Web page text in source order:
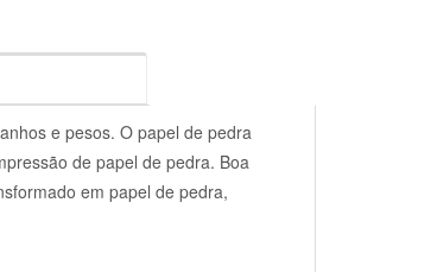
e pesos. O papel de pedra
de papel de pedra. Boa
em papel de pedra,